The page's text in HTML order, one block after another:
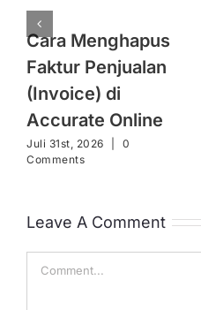
Cara Menghapus
Faktur Penjualan
(Invoice) di
Accurate Online
Juli 31st, 2026
0
Comments
Leave A Comment